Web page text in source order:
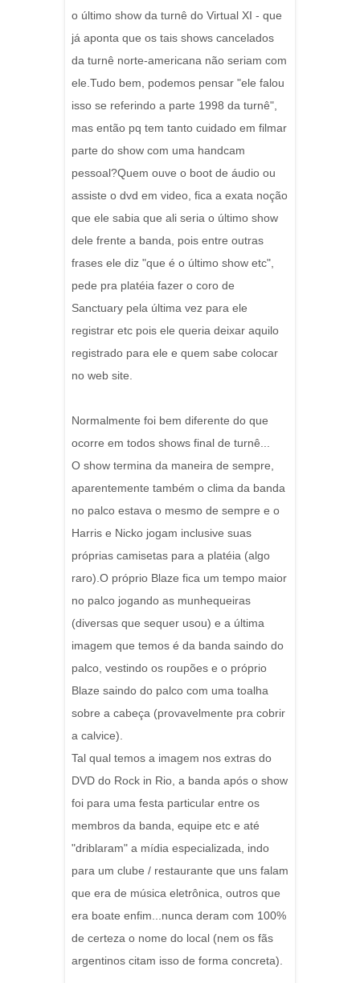
o último show da turnê do Virtual XI - que
já aponta que os tais shows cancelados
da turnê norte-americana não seriam com
ele.Tudo bem, podemos pensar "ele falou
isso se referindo a parte 1998 da turnê",
mas então pq tem tanto cuidado em filmar
parte do show com uma handcam
pessoal?Quem ouve o boot de áudio ou
assiste o dvd em video, fica a exata noção
que ele sabia que ali seria o último show
dele frente a banda, pois entre outras
frases ele diz "que é o último show etc",
pede pra platéia fazer o coro de
Sanctuary pela última vez para ele
registrar etc pois ele queria deixar aquilo
registrado para ele e quem sabe colocar
no web site.
Normalmente foi bem diferente do que
ocorre em todos shows final de turnê...
O show termina da maneira de sempre,
aparentemente também o clima da banda
no palco estava o mesmo de sempre e o
Harris e Nicko jogam inclusive suas
próprias camisetas para a platéia (algo
raro).O próprio Blaze fica um tempo maior
no palco jogando as munhequeiras
(diversas que sequer usou) e a última
imagem que temos é da banda saindo do
palco, vestindo os roupões e o próprio
Blaze saindo do palco com uma toalha
sobre a cabeça (provavelmente pra cobrir
a calvice).
Tal qual temos a imagem nos extras do
DVD do Rock in Rio, a banda após o show
foi para uma festa particular entre os
membros da banda, equipe etc e até
"driblaram" a mídia especializada, indo
para um clube / restaurante que uns falam
que era de música eletrônica, outros que
era boate enfim...nunca deram com 100%
de certeza o nome do local (nem os fãs
argentinos citam isso de forma concreta).